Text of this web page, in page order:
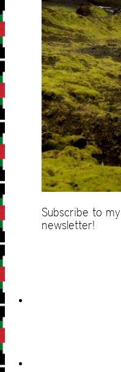
Subscribe to my
newsletter!